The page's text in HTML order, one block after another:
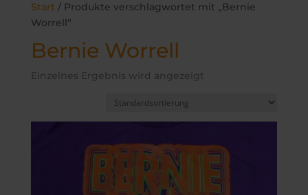
Start / Produkte verschlagwortet mit „Bernie
Worrell“
Bernie Worrell
Einzelnes Ergebnis wird angezeigt